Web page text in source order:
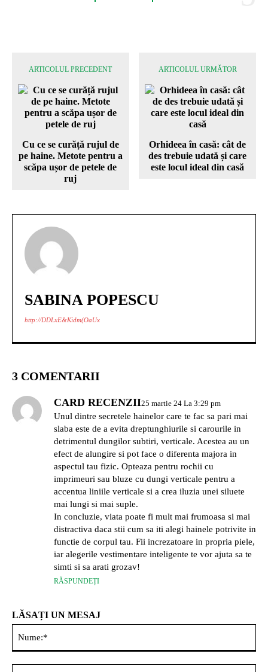
ARTICOLUL PRECEDENT
Cu ce se curăță rujul de
pe haine. Metote pentru a
scăpa ușor de petele de
ruj
ARTICOLUL URMĂTOR
Orhideea în casă: cât de
des trebuie udată și care
este locul ideal din casă
SABINA POPESCU
http://DDLxE&Kidm(OaUx
3 COMENTARII
CARD RECENZII25 martie 24 La 3:29 pm
Unul dintre secretele hainelor care te fac sa pari mai
slaba este de a evita dreptunghiurile si carourile in
detrimentul dungilor subtiri, verticale. Acestea au un
efect de alungire si pot face o diferenta majora in
aspectul tau fizic. Opteaza pentru rochii cu
imprimeuri sau bluze cu dungi verticale pentru a
accentua liniile verticale si a crea iluzia unei siluete
mai lungi si mai suple.
In concluzie, viata poate fi mult mai frumoasa si mai
distractiva daca stii cum sa iti alegi hainele potrivite in
functie de corpul tau. Fii increzatoare in propria piele,
iar alegerile vestimentare inteligente te vor ajuta sa te
simti si sa arati grozav!
RĂSPUNDEȚI
LĂSAȚI UN MESAJ